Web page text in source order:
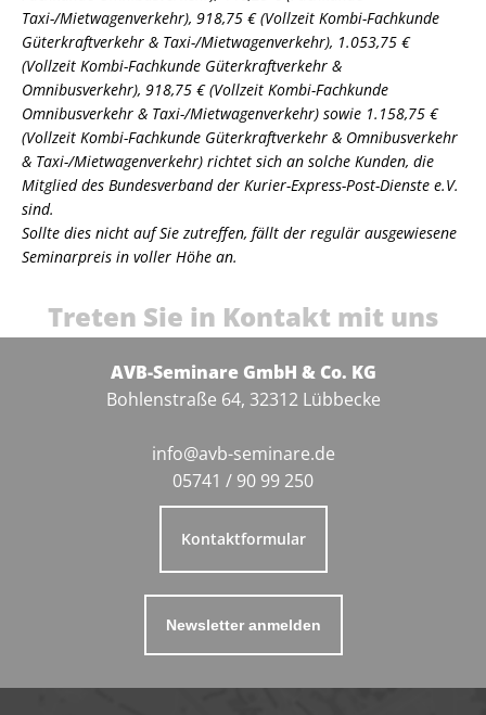
Taxi-/Mietwagenverkehr), 918,75 € (Vollzeit Kombi-Fachkunde
Güterkraftverkehr & Taxi-/Mietwagenverkehr), 1.053,75 €
(Vollzeit Kombi-Fachkunde Güterkraftverkehr &
Omnibusverkehr), 918,75 € (Vollzeit Kombi-Fachkunde
Omnibusverkehr & Taxi-/Mietwagenverkehr) sowie 1.158,75 €
(Vollzeit Kombi-Fachkunde Güterkraftverkehr & Omnibusverkehr
& Taxi-/Mietwagenverkehr) richtet sich an solche Kunden, die
Mitglied des Bundesverband der Kurier-Express-Post-Dienste e.V.
sind.
Sollte dies nicht auf Sie zutreffen, fällt der regulär ausgewiesene
Seminarpreis in voller Höhe an.
Treten Sie in Kontakt mit uns
AVB-Seminare GmbH & Co. KG
Bohlenstraße 64, 32312 Lübbecke
info@avb-seminare.de
05741 / 90 99 250
Kontaktformular
Newsletter anmelden